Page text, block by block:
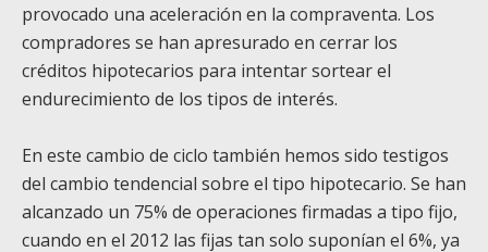
provocado una aceleración en la compraventa. Los
compradores se han apresurado en cerrar los
créditos hipotecarios para intentar sortear el
endurecimiento de los tipos de interés.
En este cambio de ciclo también hemos sido testigos
del cambio tendencial sobre el tipo hipotecario. Se han
alcanzado un 75% de operaciones firmadas a tipo fijo,
cuando en el 2012 las fijas tan solo suponían el 6%, ya